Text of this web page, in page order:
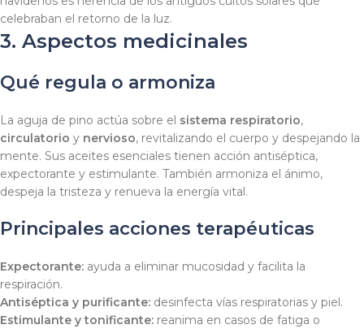
celebraban el retorno de la luz.
3. Aspectos medicinales
Qué regula o armoniza
La aguja de pino actúa sobre el sistema respiratorio,
circulatorio y nervioso, revitalizando el cuerpo y despejando la
mente. Sus aceites esenciales tienen acción antiséptica,
expectorante y estimulante. También armoniza el ánimo,
despeja la tristeza y renueva la energía vital.
Principales acciones terapéuticas
Expectorante: ayuda a eliminar mucosidad y facilita la
respiración.
Antiséptica y purificante: desinfecta vías respiratorias y piel.
Estimulante y tonificante: reanima en casos de fatiga o